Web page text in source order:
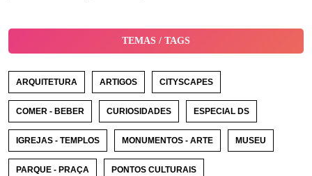
TEMAS / TAGS
ARQUITETURA ARTIGOS CITYSCAPES
COMER - BEBER CURIOSIDADES ESPECIAL DS
IGREJAS - TEMPLOS MONUMENTOS - ARTE MUSEU
PARQUE - PRAÇA PONTOS CULTURAIS